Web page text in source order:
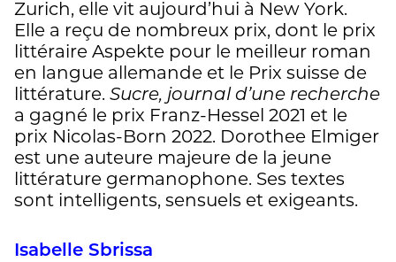
Zurich, elle vit aujourd’hui à New York.
Elle a reçu de nombreux prix, dont le prix
littéraire Aspekte pour le meilleur roman
en langue allemande et le Prix suisse de
littérature. Sucre, journal d’une recherche
a gagné le prix Franz-Hessel 2021 et le
prix Nicolas-Born 2022. Dorothee Elmiger
est une auteure majeure de la jeune
littérature germanophone. Ses textes
sont intelligents, sensuels et exigeants.
Isabelle Sbrissa